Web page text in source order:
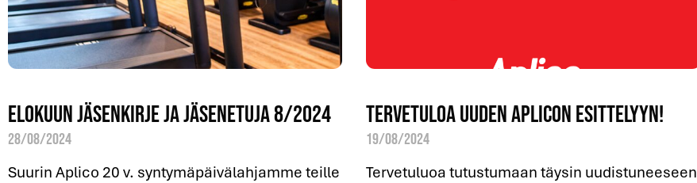
Elokuun jäsenkirje ja jäsenetuja 8/2024
28/08/2024
Suurin Aplico 20 v. syntymäpäivälahjamme teille
Tervetuloa uuden Aplicon esittelyyn!
19/08/2024
Tervetuluoa tutustumaan täysin uudistuneeseen